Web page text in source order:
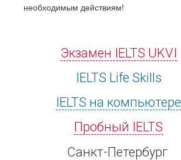
необходимым действиям!
Экзамен IELTS UKVI
IELTS Life Skills
IELTS на компьютере
Пробный IELTS
Санкт-Петербург